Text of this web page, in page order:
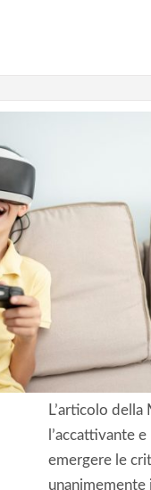
L’articolo
l’accattivante
emergere le
unanimemente